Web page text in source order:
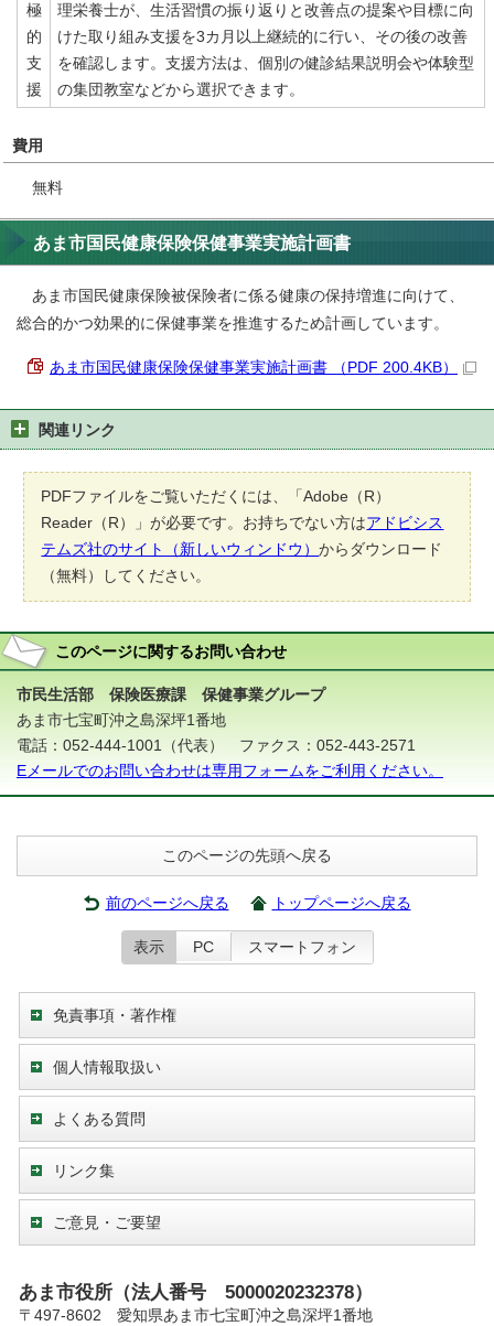
極
的
支
援
理栄養士が、生活習慣の振り返りと改善点の提案や目標に向
けた取り組み支援を3カ月以上継続的に行い、その後の改善
を確認します。支援方法は、個別の健診結果説明会や体験型
の集団教室などから選択できます。
費用
無料
あま市国民健康保険保健事業実施計画書
あま市国民健康保険被保険者に係る健康の保持増進に向けて、
総合的かつ効果的に保健事業を推進するため計画しています。
あま市国民健康保険保健事業実施計画書 （PDF 200.4KB）
関連リンク
PDFファイルをご覧いただくには、「Adobe（R）
Reader（R）」が必要です。お持ちでない方はアドビシス
テムズ社のサイト（新しいウィンドウ）からダウンロード
（無料）してください。
このページに関するお問い合わせ
市民生活部 保険医療課 保健事業グループ
あま市七宝町沖之島深坪1番地
電話：052-444-1001（代表） ファクス：052-443-2571
Eメールでのお問い合わせは専用フォームをご利用ください。
このページの先頭へ戻る
前のページへ戻る トップページへ戻る
表示 PC スマートフォン
免責事項・著作権
個人情報取扱い
よくある質問
リンク集
ご意見・ご要望
あま市役所（法人番号 5000020232378）
〒497-8602 愛知県あま市七宝町沖之島深坪1番地